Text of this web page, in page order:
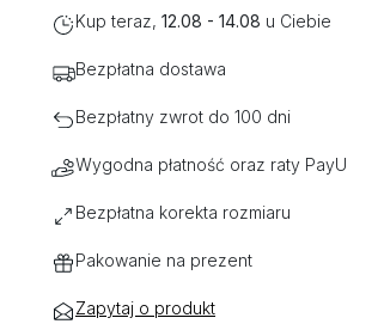
Kup teraz, 12.08 - 14.08 u Ciebie
Bezpłatna dostawa
Bezpłatny zwrot do 100 dni
Wygodna płatność oraz raty PayU
Bezpłatna korekta rozmiaru
Pakowanie na prezent
Zapytaj o produkt